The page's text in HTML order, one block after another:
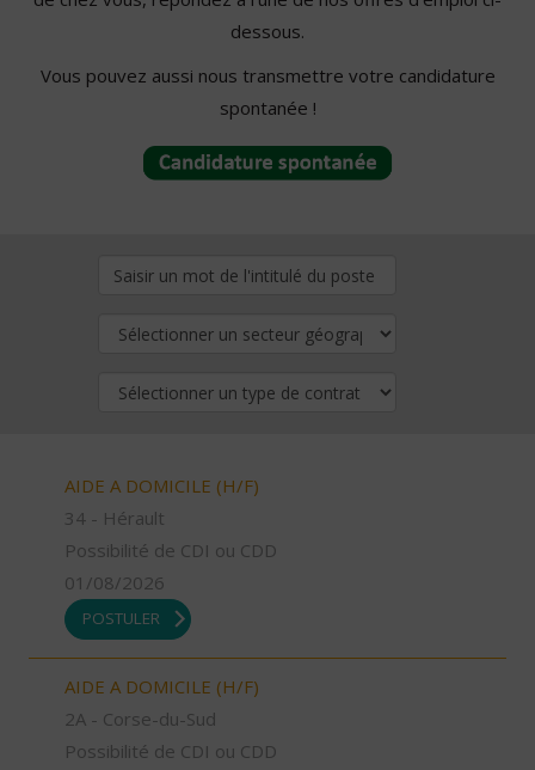
dessous.
Vous pouvez aussi nous transmettre votre candidature
spontanée !
AIDE A DOMICILE (H/F)
34 - Hérault
Possibilité de CDI ou CDD
01/08/2026
POSTULER
AIDE A DOMICILE (H/F)
2A - Corse-du-Sud
Possibilité de CDI ou CDD